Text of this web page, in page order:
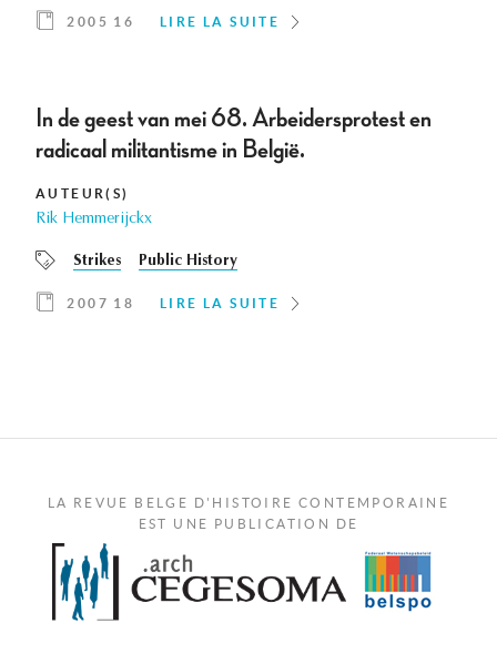
2005 16 LIRE LA SUITE
In de geest van mei 68. Arbeidersprotest en
radicaal militantisme in België.
AUTEUR(S)
Rik Hemmerijckx
Strikes Public History
2007 18 LIRE LA SUITE
LA REVUE BELGE D'HISTOIRE CONTEMPORAINE
EST UNE PUBLICATION DE